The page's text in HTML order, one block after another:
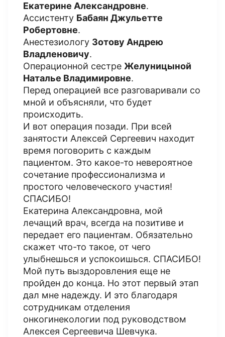
Екатерине Александровне.
Ассистенту Бабаян Джульетте
Робертовне.
Анестезиологу Зотову Андрею
Владленовичу.
Операционной сестре Желуницыной
Наталье Владимировне.
Перед операцией все разговаривали со
мной и объясняли, что будет
происходить.
И вот операция позади. При всей
занятости Алексей Сергеевич находит
время поговорить с каждым
пациентом. Это какое-то невероятное
сочетание профессионализма и
простого человеческого участия!
СПАСИБО!
Екатерина Александровна, мой
лечащий врач, всегда на позитиве и
передает его пациентам. Обязательно
скажет что-то такое, от чего
улыбнешься и успокоишься. СПАСИБО!
Мой путь выздоровления еще не
пройден до конца. Но этот первый этап
дал мне надежду. И это благодаря
сотрудникам отделения
онкогинекологии под руководством
Алексея Сергеевича Шевчука.